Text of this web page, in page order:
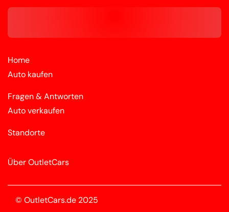
Home
Auto kaufen
Fragen & Antworten
Auto verkaufen
Standorte
Über OutletCars
© OutletCars.de 2025